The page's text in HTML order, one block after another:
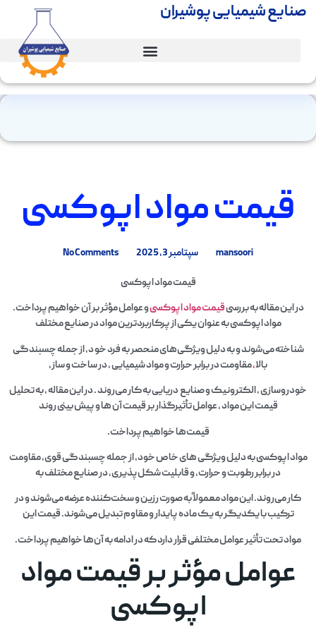
صنایع شیمیایی پوشیران
قیمت مواد اپوکسی
mansoori سپتامبر 3, 2025 No Comments
قیمت مواد اپوکسی
در این مقاله به بررسیقیمت مواد اپوکسیو عوامل مؤثر بر آن خواهیم پرداخت.
مواد اپوکسی به عنوان یکی از پرکاربردترین مواد در صنایع مختلف
شناخته می‌شوند و به دلیل ویژگی‌های منحصر به فرد خو د، از جمله چسبندگی
بالا،مقاومت در برابر حرارت و مواد شیمیایی ، در ساخت و ساز،
خودروسازی ، الکترونیک و صنایع دریایی به کار می‌روند . در این مقاله ، به تحلیل
قیمت این مواد ، عوامل تأثیرگذار بر قیمت آن‌ ها و پیش‌ بینی روند
قیمت‌ها خواهیم پرداخت.
مواد اپوکسی به دلیل ویژگی‌ های خاص خود، از جمله چسبندگی قوی، مقاومت
در برابر رطوبت و حرارت، و قابلیت شکل‌پذیری، در صنایع مختلف به
کار می‌روند. این مواد معمولاً به صورت رزین و سخت‌کننده عرضه می‌شوند و در
ترکیب با یکدیگر به یک ماده پایدار و مقاوم تبدیل می‌شوند. قیمت این
مواد تحت تأثیر عوامل مختلفی قرار دارد که در ادامه به آن‌ها خواهیم پرداخت.
عوامل مؤثر بر قیمت مواد
اپوکسی